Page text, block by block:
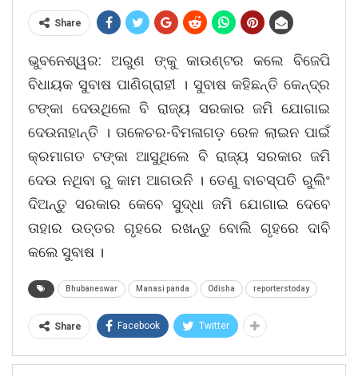
Share
ଭୁବନେଶ୍ୱର: ଅରୁଣ ଙ୍କୁ କାଉଣ୍ଟର କଲେ ବିଜେପି
ବିଧାୟକ ସୁବାଷ ପାଣିଗ୍ରାହୀ । ସୁବାଷ କହିଛନ୍ତି କେନ୍ଦ୍ର
ଟଙ୍କା ଦେଉଥିଲେ ବି ରାଜ୍ୟ ସରକାର ଜମି ଯୋଗାଇ
ଦେଉନାହାନ୍ତି । ତାଳେଚର-ବିମଳାଗଡ଼ ରେଳ ଲାଇନ ପାଇଁ
କ୍ରମାଗତ ଟଙ୍କା ଆସୁଥିଲେ ବି ରାଜ୍ୟ ସରକାର ଜମି
ଦେଉ ନଥିବା ରୁ କାମ ଆଗଉନି । ତେଣୁ ବାଚସ୍ପତି ରୁଲିଂ
ଦିଅନ୍ତୁ ସରକାର କେବେ ସୁଦ୍ଧା ଜମି ଯୋଗାଇ ଦେବେ
ତାହାର ଉତ୍ତର ଗୃହରେ ରଖନ୍ତୁ ବୋଲି ଗୃହରେ ଦାବି
କଲେ ସୁବାଷ ।
Bhubaneswar Manasi panda Odisha reporterstoday
Share Facebook Twitter